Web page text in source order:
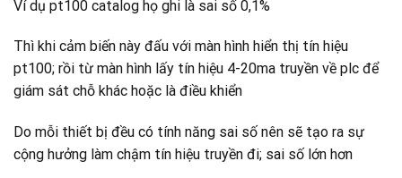
Ví dụ pt100 catalog họ ghi là sai số 0,1%
Thì khi cảm biến này đấu với màn hình hiển thị tín hiệu
pt100; rồi từ màn hình lấy tín hiệu 4-20ma truyền về plc để
giám sát chỗ khác hoặc là điều khiển
Do mỗi thiết bị đều có tính năng sai số nên sẽ tạo ra sự
cộng hưởng làm chậm tín hiệu truyền đi; sai số lớn hơn